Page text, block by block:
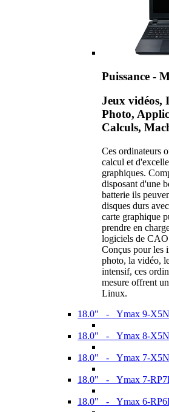
Puissance -
Jeux vidéos,
Photo,
Calculs,
Ces ordinateurs
calcul et
graphiques.
disposant d'une
batterie ils
disques durs
carte graphique
prendre en
logiciels de CAO
Conçus pour les
photo, la vidéo,
intensif, ces
mesure offrent
Linux.
18.0" - Ymax 9-
18.0" - Ymax 8-
18.0" - Ymax 7-
18.0" - Ymax 7-
18.0" - Ymax 6-